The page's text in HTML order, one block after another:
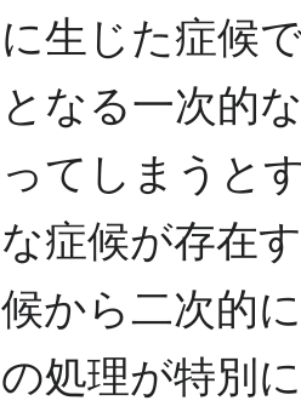
に生じた症候
となる一次的
ってしまうと
な症候が存在
候から二次的
の処理が特別